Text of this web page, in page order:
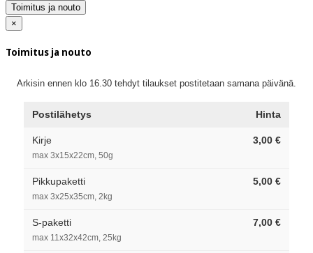
Toimitus ja nouto
×
Toimitus ja nouto
Arkisin ennen klo 16.30 tehdyt tilaukset postitetaan samana päivänä.
Postilähetys Hinta
Kirje
max 3x15x22cm, 50g
3,00 €
Pikkupaketti
max 3x25x35cm, 2kg
5,00 €
S-paketti
max 11x32x42cm, 25kg
7,00 €